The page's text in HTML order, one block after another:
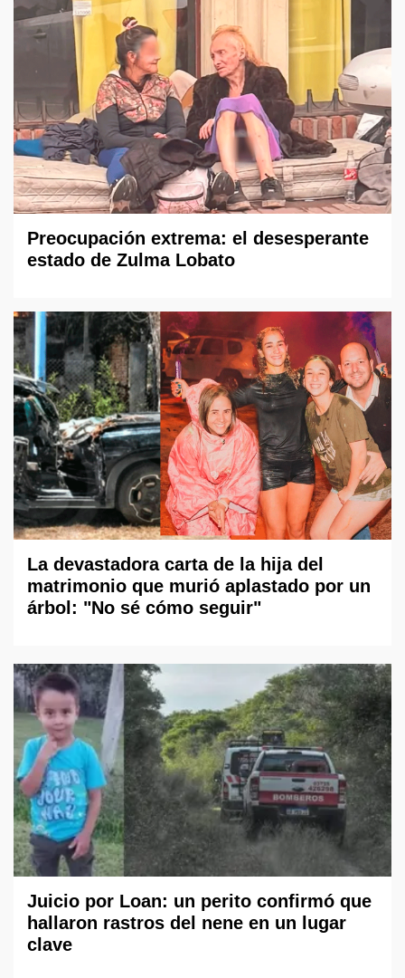
Preocupación extrema: el desesperante
estado de Zulma Lobato
La devastadora carta de la hija del
matrimonio que murió aplastado por un
árbol: "No sé cómo seguir"
Juicio por Loan: un perito confirmó que
hallaron rastros del nene en un lugar
clave